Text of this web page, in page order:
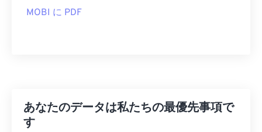
MOBI に PDF
あなたのデータは私たちの最優先事項で
す